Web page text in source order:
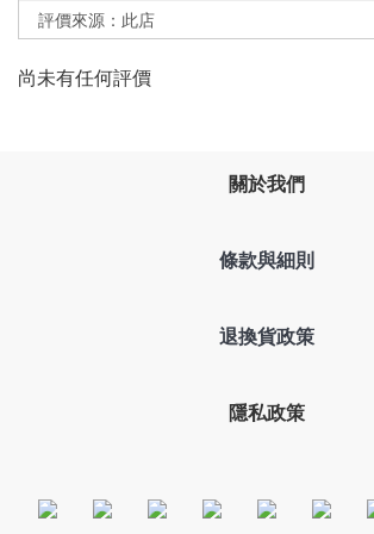
尚未有任何評價
關於我們
條款與細則
退換貨政策
隱私政策